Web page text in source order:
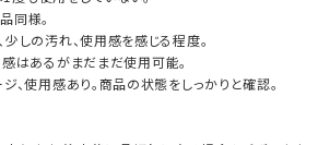
同様。
少しの汚れ、使用感を感じる程度。
感はあるがまだまだ使用可能。
ジ、使用感あり。商品の状態をしっかりと確認。